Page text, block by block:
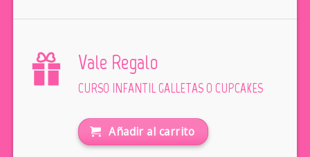
Vale Regalo
CURSO INFANTIL GALLETAS O CUPCAKES
Añadir al carrito